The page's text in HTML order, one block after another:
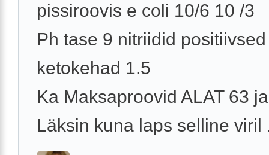
pissiroovis e coli 10/6 10 /3
Ph tase 9 nitriidid positiivsed
ketokehad 1.5
Ka Maksaproovid ALAT 63
Läksin kuna laps selline viril